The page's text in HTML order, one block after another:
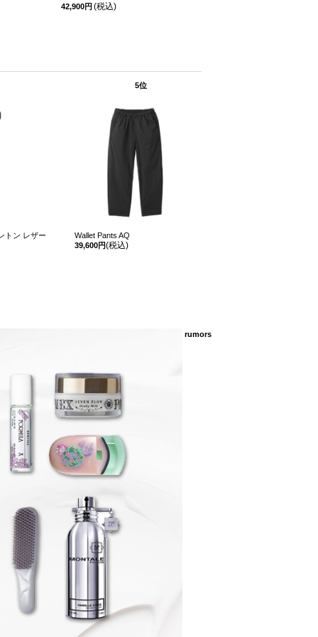
42,900円 (税込)
5位
トン レザー
Wallet Pants AQ
39,600円(税込)
rumors